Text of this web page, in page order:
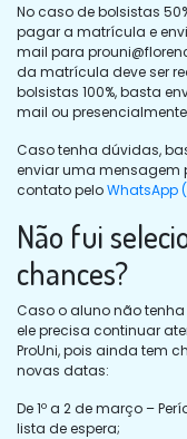
No caso de bolsistas
pagar a matrícula e
mail para
da matrícula deve ser
bolsistas 100%, basta
mail ou
Caso tenha dúvidas,
enviar uma mensagem
contato peloWhatsApp
Não fui
chances?
Caso o aluno não
ele precisa continuar
ProUni, pois ainda tem
novas datas:
De 1º a 2 de março –
lista de espera;